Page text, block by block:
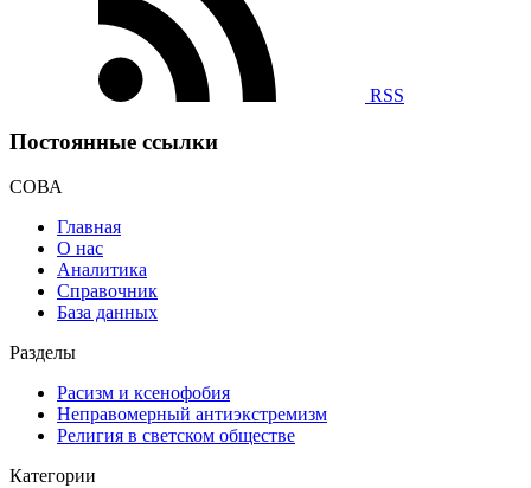
RSS
Постоянные ссылки
СОВА
Главная
О нас
Аналитика
Справочник
База данных
Разделы
Расизм и ксенофобия
Неправомерный антиэкстремизм
Религия в светском обществе
Категории